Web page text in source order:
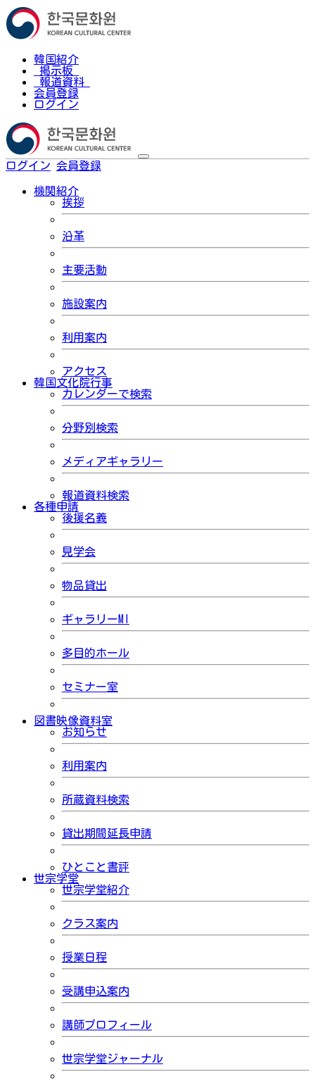
韓国紹介
掲示板
報道資料
会員登録
ログイン
ログイン 会員登録
機関紹介
挨拶
沿革
主要活動
施設案内
利用案内
アクセス
韓国文化院行事
カレンダーで検索
分野別検索
メディアギャラリー
報道資料検索
各種申請
後援名義
見学会
物品貸出
ギャラリーMI
多目的ホール
セミナー室
図書映像資料室
お知らせ
利用案内
所蔵資料検索
貸出期間延長申請
ひとこと書評
世宗学堂
世宗学堂紹介
クラス案内
授業日程
受講申込案内
講師プロフィール
世宗学堂ジャーナル